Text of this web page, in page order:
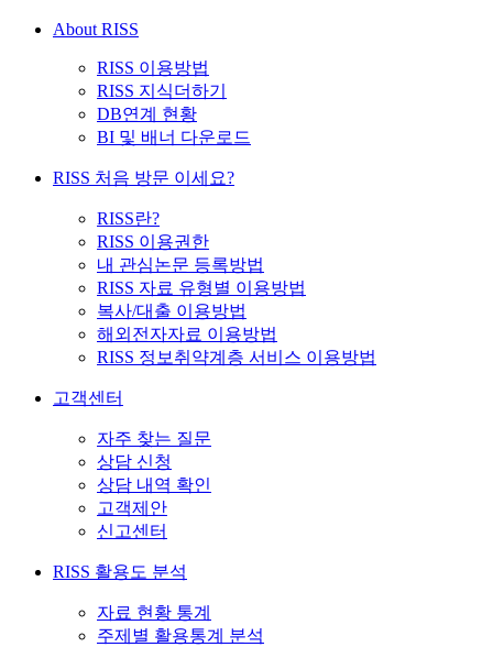
About RISS
RISS 이용방법
RISS 지식더하기
DB연계 현황
BI 및 배너 다운로드
RISS 처음 방문 이세요?
RISS란?
RISS 이용권한
내 관심논문 등록방법
RISS 자료 유형별 이용방법
복사/대출 이용방법
해외전자자료 이용방법
RISS 정보취약계층 서비스 이용방법
고객센터
자주 찾는 질문
상담 신청
상담 내역 확인
고객제안
신고센터
RISS 활용도 분석
자료 현황 통계
주제별 활용통계 분석